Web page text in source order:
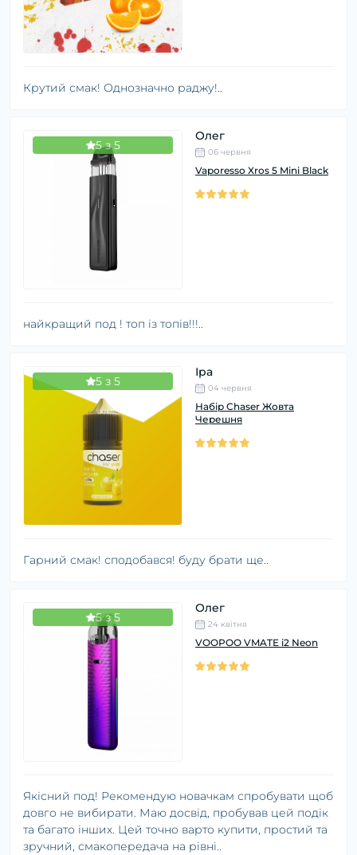
Крутий смак! Однозначно раджу!..
5 з 5
Олег
06 червня
Vaporesso Xros 5 Mini Black
найкращий под ! топ із топів!!!..
5 з 5
Іра
04 червня
Набір Chaser Жовта
Черешня
Гарний смак! сподобався! буду брати ще..
5 з 5
Олег
24 квітня
VOOPOO VMATE i2 Neon
Якісний под! Рекомендую новачкам спробувати щоб
довго не вибирати. Маю досвід, пробував цей подік
та багато інших. Цей точно варто купити, простий та
зручний, смакопередача на рівні..